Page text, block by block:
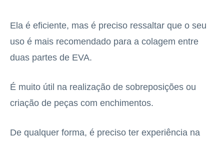
Ela é eficiente, mas é preciso ressaltar que o seu
uso é mais recomendado para a colagem entre
duas partes de EVA.
É muito útil na realização de sobreposições ou
criação de peças com enchimentos.
De qualquer forma, é preciso ter experiência na